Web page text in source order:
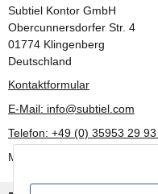
Subtiel Kontor GmbH
Obercunnersdorfer Str. 4
01774 Klingenberg
Deutschland
Kontaktformular
E-Mail: info@subtiel.com
Telefon: +49 (0) 35953 29 93
Mo-Fr: 8:00 Uhr - 17:00 Uhr